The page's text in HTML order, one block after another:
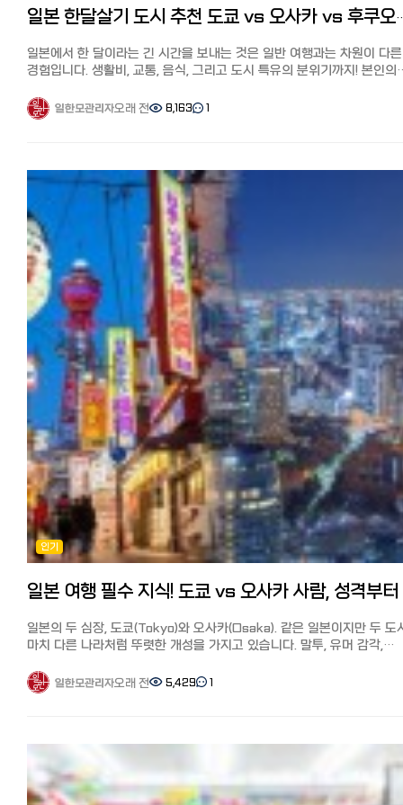
7선!연회비 무료, 심사 잘 나고 혜택이 높은 카드는?
https://korean.co.jp/life2/130 한국 포켓 와이파이 대여와 선불
https://korean.co.jp/life4/7
https://korean.co.jp/life2/10 일본에서 전기, 가스 요금 아끼기!
https://korean.co.jp/life2/11 재일한국인이 추천하는 일본 신용카드
7선! 연회비 무료, 심사 잘 나고 혜택이 높은 카드는?
확인이 필요합니다.
그럼 제가 직접 사용해 본 한국 화장품 온라인 쇼핑몰 추천 8개 사이트를
드럭스토어인 올리브영. 전에 한국에는 약품·화장품·잡화 등 다양한 물
취급하는 드럭스토어가 별로 없었지만, 현재 K코스메와 K뷰티의 인기가
상승하면서 올리브영은 전 세계 관광객이 모이는 한국 뷰티 샵의 성지가
되었습니다.
배송비 주문 총액이 5,000엔 이상이면 무료(미만은 약 800~1,500엔)
올리브영에서 한국 화장품 확인하기
MUSINSA(무신사) 특징 MUSINSA(무신사)는 한국 최대 규모의 패션
온라인 쇼핑몰이지만, 화장품도 다수 취급하고 있습니다.
화장품도 옷과 어울리는 트렌드 중심 라인업으로, 다른 곳에서는 찾기
엄선된 브랜드만을 취급하며, 옷과 화장품을 한 번에 구매할 수 있다는
특징입니다.
배송비 주문 총액이 12,000엔 이상이면 무료(미만은 약 330~2,000엔)
MUSINSA(무신사) 뷰티에서 한국 화장품 확인하기
Qoo10(큐텐) 특징 다양한 한국 제품을 저렴하게 구입할 수 있는 쇼핑몰로
유명한 Qoo10(큐텐)에서 한국 화장품을 구매하는 분들도 많을 것 같습
다양한 제품 구성과 최대 20% 할인되는 메가 와리, 그리고 한국 매장이
직접 입점해 현지 가격에 구매할 수 있다는 점도 특징입니다.
배송비 출점 점포마다 다르지만, 무료 배송인 상품도 많이 있습니다.
Qoo10(큐텐)에서 한국 화장품 확인하기
SAZO(사조) 특징 최근 일본 온라인 쇼핑몰보다 저렴해서 화제가 된
한국 구매 대행 사이트 SAZO(사조)라면, 일본 쇼핑몰에서는 구할 수 없
한국 화장품을 구매할 수 있습니다.
게다가 한국에서 직배송되기 때문에 중간 비용이 적고 현지가에 가까운
가격에 구매할 수 있습니다.
해당 상품의 한국 온라인 쇼핑 URL을 SAZO(사조)의 검색창에 복사·
붙여넣기만 하면, 화장품은 물론 패션 아이템·잡화·K-POP 굿즈 등 한국
현지 상품을 손쉽게 구매할 수 있습니다.
쇼핑몰과 SAZO(사조)에서 가격을 비교해 본 결과, SAZO(사조)가 가장
배송비 상품 가격 외에도 배송비·관세·수수료·환산 후 금액 등을 AI가
자동으로 계산해 확정 금액을 제시합니다.
+배송비 500엔에 구매했는데, 사조의 경우 현지 유통비 1,342엔+현지
배송비 350엔+국제 배송비 547엔+관세·세금 135엔-쿠폰 547엔으로
구매하는 것입니다.
SAZO(사조)의 사용법, 자세히 보려면 여기↓ 일본에서 한국제품 직구,
구매대행사이트 추천! 일본 온라인쇼핑몰보다 싼 SAZO(사조), 쿠폰
일본 한달살기 도시 추천 도
일본에서 한 달이라는 긴 시간을 보내는 것은 일반 여행과는 차원이 다른
경험입니다. 생활비, 교통, 음식, 그리고 도시 특유의 분위기까지! 본인의
4곳을 철저히 분석해 드립니다.
1. 한 달 생활비 비교: 예산에 맞는 선택은? 거주 비용은 한달살기의 성패
: 10~18만엔, 6~12만엔, 800~1,500엔, 일본 최고 수준의 물가
오사카: 7~12만엔, 4~8만엔, 600~1,200엔, 선택의 폭이 넓고 가성비
후쿠오카: 5~9만엔, 3~6만엔,,500~1,000엔대도시 중 물가 가장 저렴
교토8~15: 만엔 ,5~9만엔, 700~1,300엔, 관광지 중심의 높은 물가 도쿄:
시부야, 신주쿠 등 중심가는 매우 비싸지만, 사이타마나 치바 등 외곽으로
눈을 돌리면 비용을 절감할 수 있습니다.
오사카: 저렴한 길거리 음식이 많아 식비 부담이 적고, 숙소 선택지가
다양합니다.
후쿠오카: 가성비 끝판왕. 낮은 월세와 저렴한 물가 덕분에 장기 거주 시
만족도가 매우 높습니다.
교토: 관광지 특수성 때문에 숙소비가 비싼 편이며, 생활비를 아끼려면
마트를 적극 활용해야 합니다.
2. 교통 환경: 이동의 편리함 도시교통비 (1개월 정기권)특징
도쿄: 1.5~2만엔, 세계 최고 수준의 철도망, 복잡함 주의
오사카: 1~1.5만엔, 지하철·전철망 완벽, 인근 도시 이동 용이
후쿠오카: 5~8천엔, 컴팩트 시티, 도보와 자전거 이동 가능
교토: 6~9천엔, 버스 중심, 관광 시즌 교통 체증 심함 도쿄/오사카:
대중교통만으로 어디든 갈 수 있지만 출퇴근 시간 '지옥철'은 감수해야
합니다. 후쿠오카: 공항과 시내가 가깝고 규모가 작아 자전거 한 대만 있으면
어디든 갈 수 있는 여유가 있습니다. 교토: 지하철 노선이 적어 버스 이용이
필수지만, 관광객이 몰리는 시즌에는 버스를 타기조차 힘들 수 있습니다.
3. 미식 가이드: 매일 무엇을 먹을까? 도쿄 (미식의 정점): 미슐랭 식당부터
트렌디한 카페까지, 전 세계 모든 요리를 수준 높게 즐길 수 있습니다.
오사카 (천하의 부엌): 타코야키, 오코노미야키 등 '먹다 망한다'는 말이
정도로 다양하고 맛있는 길거리 음식의 천국입니다. 후쿠오카 (국물의 풍미):
진한 돈코츠 라멘과 모츠나베가 일품이며, 해산물이 신선하고 가격이 매
건강한 일본 전통 식문화를 깊이 있게 체험할 수 있습니다.
4. 기후와 날씨: 언제 떠나는 게 좋을까? 한달살기 시 날씨는 삶의 질을
좌우합니다.
도쿄: 사계절이 뚜렷하며 겨울에도 비교적 맑고 온화합니다. 오사카 & 교토:
내려가는 일이 드물어 겨울 한달살기에 가장 적합합니다.
5. 현지 분위기: 나의 성향과 맞는 도시는? 도쿄: "바쁘고 세련된 도시인의
삶". 인프라가 완벽하고 현대적인 문화를 선호하는 분들에게 최고의
일한모관리자오래 전 8,163 1
인기
일본의 두 심장, 도쿄(Tokyo)와 오사카(Osaka). 같은 일본이지만 두 도
마치 다른 나라처럼 뚜렷한 개성을 가지고 있습니다. 말투, 유머 감각,
반드시 공감할 도쿄인과 오사카인의 7가지 결정적 차이를 정리해 드립
1. 역사적 배경: 무사의 도시 vs 상인의 도시 도쿄와 오사카의 기질 차
조용하고 정돈된 분위기가 강합니다. 오사카(나니와): 예로부터 '천하의
부엌'이라 불리던 상업 도시입니다. 실용적인 이익과 인간관계, 활발한
교류를 중시하는 상인 정신이 도시의 근간이 되었습니다. 2. 말투의 온도
차: 표준어 vs 관서벤(사투리) 도쿄: 표준어를 사용하며 어조가 부드럽고
일한모관리자오래 전 5,429 1